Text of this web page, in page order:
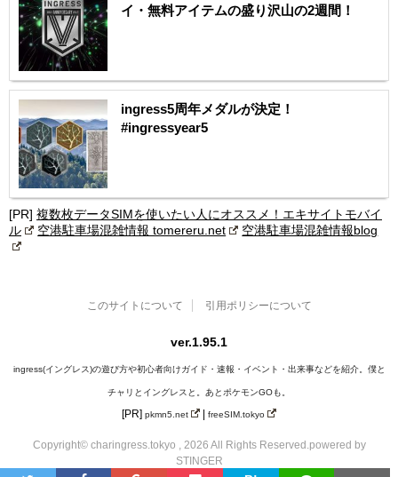
イ・無料アイテムの盛り沢山の2週間！
ingress5周年メダルが決定！
#ingressyear5
[PR] 複数枚データSIMを使いたい人にオススメ！エキサイトモバイ
ル
空港駐車場混雑情報 tomereru.net 空港駐車場混雑情報blog
このサイトについて 引用ポリシーについて
ver.1.95.1
ingress(イングレス)の遊び方や初心者向けガイド・速報・イベント・出来事などを紹介。僕と
チャリとイングレスと。あとポケモンGOも。
[PR]pkmn5.net | freeSIM.tokyo
Copyright© charingress.tokyo , 2026 All Rights Reserved. powered by
STINGER